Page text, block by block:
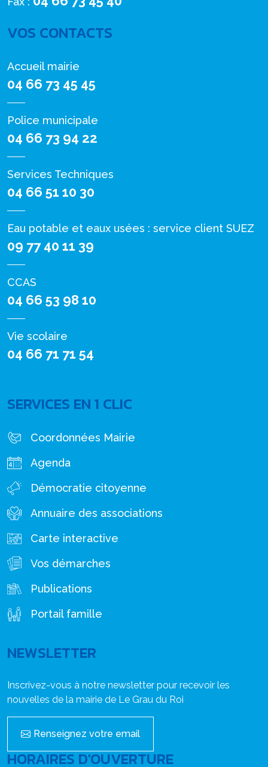
VOS CONTACTS
Accueil mairie
04 66 73 45 45
Police municipale
04 66 73 94 22
Services Techniques
04 66 51 10 30
Eau potable et eaux usées : service client SUEZ
09 77 40 11 39
CCAS
04 66 53 98 10
Vie scolaire
04 66 71 71 54
SERVICES EN 1 CLIC
Coordonnées Mairie
Agenda
Démocratie citoyenne
Annuaire des associations
Carte interactive
Vos démarches
Publications
Portail famille
NEWSLETTER
Inscrivez-vous à notre newsletter pour recevoir les
nouvelles de la mairie de Le Grau du Roi
Renseignez votre email
HORAIRES D'OUVERTURE